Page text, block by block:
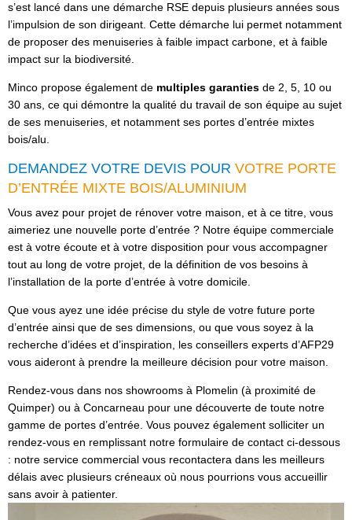
s’est lancé dans une démarche RSE depuis plusieurs années sous
l’impulsion de son dirigeant. Cette démarche lui permet notamment
de proposer des menuiseries à faible impact carbone, et à faible
impact sur la biodiversité.
Minco propose également de multiples garanties de 2, 5, 10 ou
30 ans, ce qui démontre la qualité du travail de son équipe au sujet
de ses menuiseries, et notamment ses portes d’entrée mixtes
bois/alu.
DEMANDEZ VOTRE DEVIS POUR VOTRE PORTE
D’ENTRÉE MIXTE BOIS/ALUMINIUM
Vous avez pour projet de rénover votre maison, et à ce titre, vous
aimeriez une nouvelle porte d’entrée ? Notre équipe commerciale
est à votre écoute et à votre disposition pour vous accompagner
tout au long de votre projet, de la définition de vos besoins à
l’installation de la porte d’entrée à votre domicile.
Que vous ayez une idée précise du style de votre future porte
d’entrée ainsi que de ses dimensions, ou que vous soyez à la
recherche d’idées et d’inspiration, les conseillers experts d’AFP29
vous aideront à prendre la meilleure décision pour votre maison.
Rendez-vous dans nos showrooms à Plomelin (à proximité de
Quimper) ou à Concarneau pour une découverte de toute notre
gamme de portes d’entrée. Vous pouvez également solliciter un
rendez-vous en remplissant notre formulaire de contact ci-dessous
: notre service commercial vous recontactera dans les meilleurs
délais avec plusieurs créneaux où nous pourrions vous accueillir
sans avoir à patienter.